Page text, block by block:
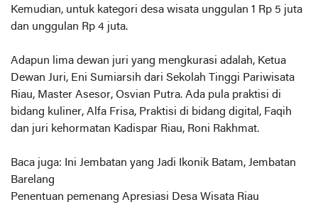
Kemudian, untuk kategori desa wisata unggulan 1 Rp 5 juta
dan unggulan Rp 4 juta.
Adapun lima dewan juri yang mengkurasi adalah, Ketua
Dewan Juri, Eni Sumiarsih dari Sekolah Tinggi Pariwisata
Riau, Master Asesor, Osvian Putra. Ada pula praktisi di
bidang kuliner, Alfa Frisa, Praktisi di bidang digital, Faqih
dan juri kehormatan Kadispar Riau, Roni Rakhmat.
Baca juga: Ini Jembatan yang Jadi Ikonik Batam, Jembatan
Barelang
Penentuan pemenang Apresiasi Desa Wisata Riau